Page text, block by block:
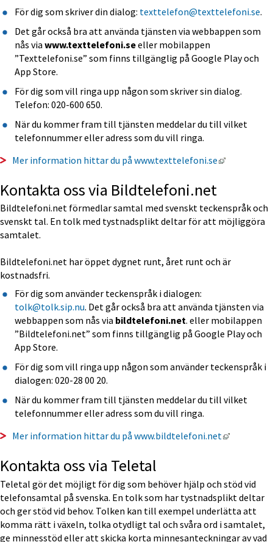
För dig som skriver din dialog: texttelefon@texttelefoni.se.
Det går också bra att använda tjänsten via webbappen som
nås via www.texttelefoni.se eller mobilappen
”Texttelefoni.se” som finns tillgänglig på Google Play och
App Store.
För dig som vill ringa upp någon som skriver sin dialog.
Telefon: 020-600 650.
När du kommer fram till tjänsten meddelar du till vilket
telefonnummer eller adress som du vill ringa.
Mer information hittar du på www.texttelefoni.se
Länk till
Kontakta oss via Bildtelefoni.net
Bildtelefoni.net förmedlar samtal med svenskt teckenspråk och
svenskt tal. En tolk med tystnadsplikt deltar för att möjliggöra
samtalet.
Bildtelefoni.net har öppet dygnet runt, året runt och är
kostnadsfri.
tolk@tolk.sip.nu. Det går också bra att använda tjänsten via
webbappen som nås via bildtelefoni.net. eller mobilappen
”Bildtelefoni.net” som finns tillgänglig på Google Play och
App Store.
För dig som vill ringa upp någon som använder teckenspråk i
dialogen: 020-28 00 20.
När du kommer fram till tjänsten meddelar du till vilket
telefonnummer eller adress som du vill ringa.
Mer information hittar du på www.bildtelefoni.net Länk till
Kontakta oss via Teletal
Teletal gör det möjligt för dig som behöver hjälp och stöd vid
telefonsamtal på svenska. En tolk som har tystnadsplikt deltar
och ger stöd vid behov. Tolken kan till exempel underlätta att
komma rätt i växeln, tolka otydligt tal och svåra ord i samtalet,
ge minnesstöd eller att skicka korta minnesanteckningar av vad